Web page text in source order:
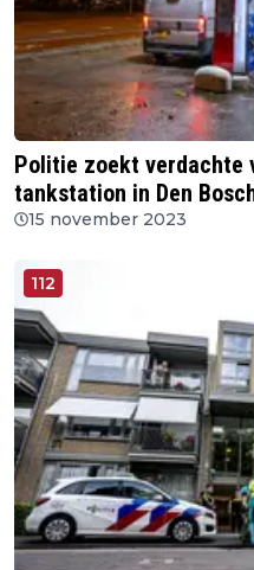
Politie zoekt verdachte
tankstation in Den
15 november 2023
112